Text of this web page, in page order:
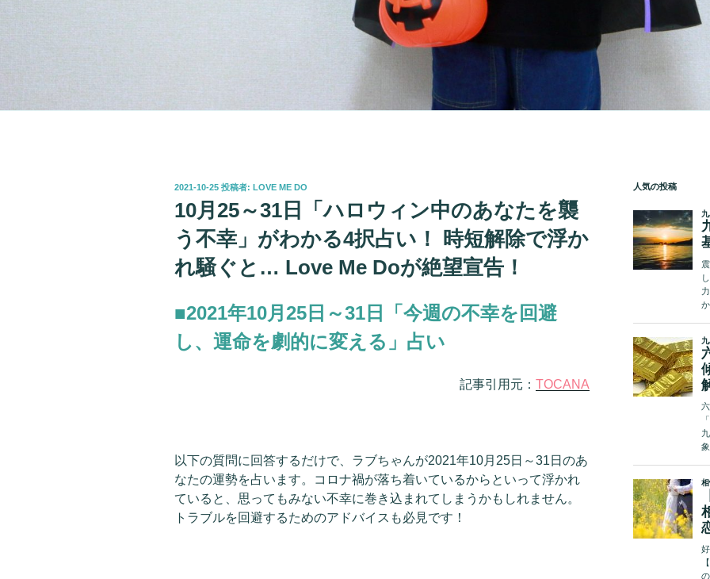
投
2021-10-25 投稿者: LOVE ME DO
10月25～31日「ハロウィン中のあなたを襲
う不幸」がわかる4択占い！ 時短解除で浮か
れ騒ぐと… Love Me Doが絶望宣告！
■2021年10月25日～31日「今週の不幸を回避
し、運命を劇的に変える」占い
記事引用元：TOCANA
以下の質問に回答するだけで、ラブちゃんが2021年10月25日～31日のあ
なたの運勢を占います。コロナ禍が落ち着いているからといって浮かれ
ていると、思ってもみない不幸に巻き込まれてしまうかもしれません。
トラブルを回避するためのアドバイスも必見です！
人気の投稿